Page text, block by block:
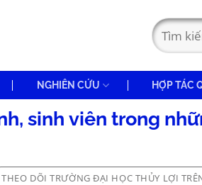
NGHIÊN CỨU HỢP TÁC
sinh viên trong
THEO DÕI TRƯỜNG ĐẠI HỌC THỦY LỢI